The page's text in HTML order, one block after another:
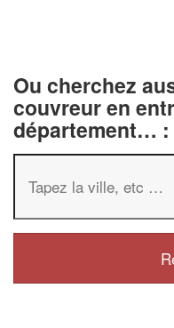
Ou cherchez
couvreur en
département… :